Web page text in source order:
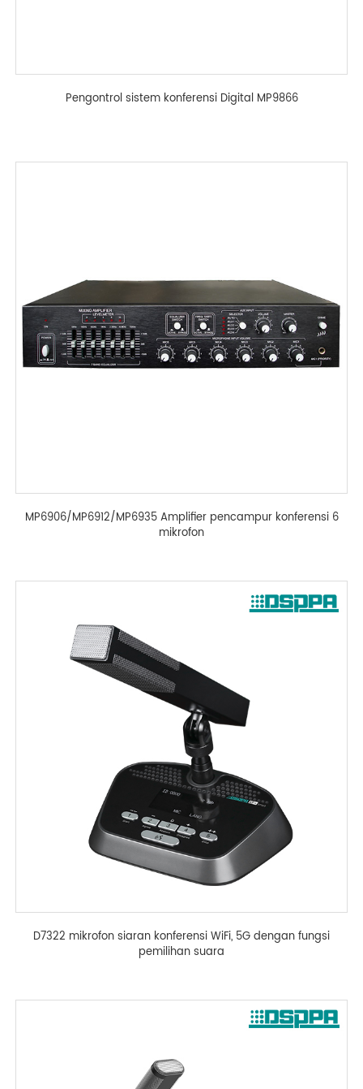
Pengontrol sistem konferensi Digital MP9866
MP6906/MP6912/MP6935 Amplifier pencampur konferensi 6
mikrofon
D7322 mikrofon siaran konferensi WiFi, 5G dengan fungsi
pemilihan suara